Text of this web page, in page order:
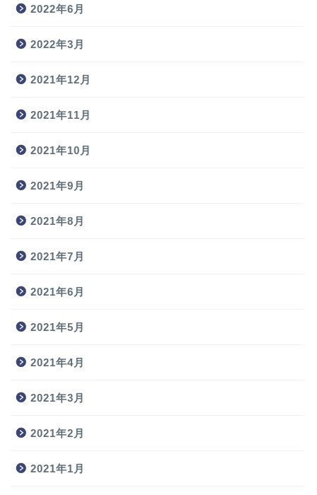
2022年6月
2022年3月
2021年12月
2021年11月
2021年10月
2021年9月
2021年8月
2021年7月
2021年6月
2021年5月
2021年4月
2021年3月
2021年2月
2021年1月